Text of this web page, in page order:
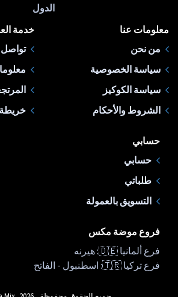
الدول
معلومات عنا
من نحن
سياسة الخصوصية
سياسة الكوكيز
الشروط والأحكام
خدمة
تواصل
حسابي
حسابي
طلباتي
التسويق بالعمولة
فروع موضة مكس
فرع ألمانيا 🇩🇪: هيرنه
فرع تركيا 🇹🇷: اسطنبول - الفاتح